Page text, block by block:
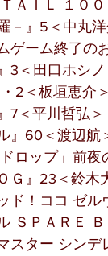
ＩＬ １００
』5＜中丸洋
ーム終了の
＜田口ホシノ
2＜板垣恵介＞
＜平川哲弘＞
60＜渡辺航
ップ」前夜
』23＜鈴木
！ココ ゼル
ＰＡＲＥ Ｂ
ター シンデ